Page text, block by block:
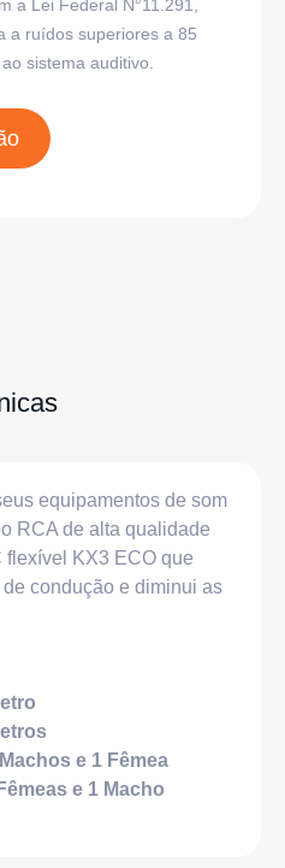
a Lei Federal N°11.291,
a ruídos superiores a 85
sistema auditivo.
equipamentos de som
RCA de alta qualidade
flexível KX3 ECO que
condução e diminui as
e 1 Fêmea
e 1 Macho